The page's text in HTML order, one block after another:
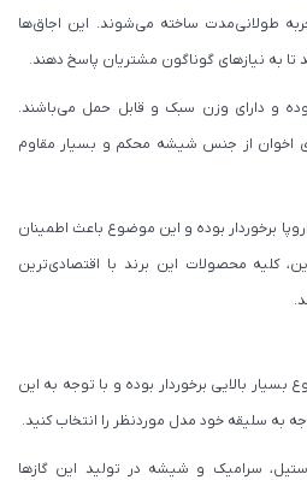
طولانی‌مدت ساخته می‌شوند. این اجاق‌ها
تا به نیازهای گوناگون مشتریان پاسخ دهند.
و دارای وزن سبک و قابل حمل می‌باشند.
اخوان از جنس شیشه محکم و بسیار مقاوم
برخوردار بوده و این موضوع باعث اطمینان
کلیه محصولات این برند با اقتصادی‌ترین
بسیار بالایی برخوردار بوده و با توجه به این
به سلیقه خود مدل موردنظر را انتخاب کنید.
سرامیک و شیشه در تولید این گازها